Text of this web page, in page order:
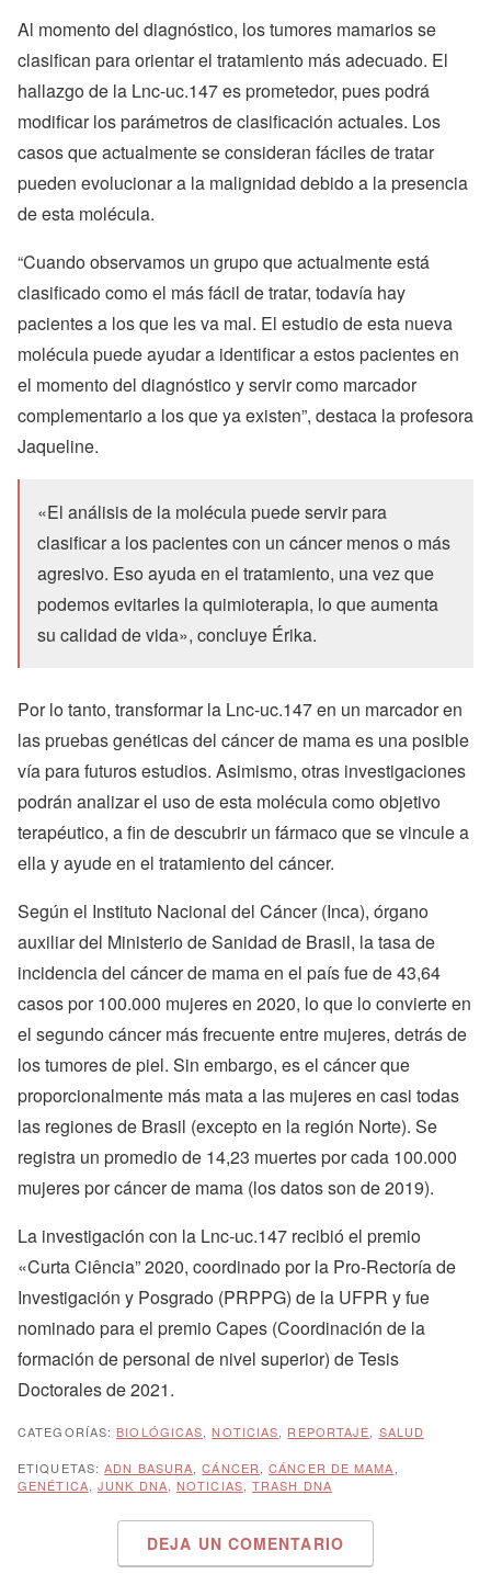
Al momento del diagnóstico, los tumores mamarios se
clasifican para orientar el tratamiento más adecuado. El
hallazgo de la Lnc-uc.147 es prometedor, pues podrá
modificar los parámetros de clasificación actuales. Los
casos que actualmente se consideran fáciles de tratar
pueden evolucionar a la malignidad debido a la presencia
de esta molécula.
“Cuando observamos un grupo que actualmente está
clasificado como el más fácil de tratar, todavía hay
pacientes a los que les va mal. El estudio de esta nueva
molécula puede ayudar a identificar a estos pacientes en
el momento del diagnóstico y servir como marcador
complementario a los que ya existen”, destaca la profesora
Jaqueline.
«El análisis de la molécula puede servir para
clasificar a los pacientes con un cáncer menos o más
agresivo. Eso ayuda en el tratamiento, una vez que
podemos evitarles la quimioterapia, lo que aumenta
su calidad de vida», concluye Érika.
Por lo tanto, transformar la Lnc-uc.147 en un marcador en
las pruebas genéticas del cáncer de mama es una posible
vía para futuros estudios. Asimismo, otras investigaciones
podrán analizar el uso de esta molécula como objetivo
terapéutico, a fin de descubrir un fármaco que se vincule a
ella y ayude en el tratamiento del cáncer.
Según el Instituto Nacional del Cáncer (Inca), órgano
auxiliar del Ministerio de Sanidad de Brasil, la tasa de
incidencia del cáncer de mama en el país fue de 43,64
casos por 100.000 mujeres en 2020, lo que lo convierte en
el segundo cáncer más frecuente entre mujeres, detrás de
los tumores de piel. Sin embargo, es el cáncer que
proporcionalmente más mata a las mujeres en casi todas
las regiones de Brasil (excepto en la región Norte). Se
registra un promedio de 14,23 muertes por cada 100.000
mujeres por cáncer de mama (los datos son de 2019).
La investigación con la Lnc-uc.147 recibió el premio
«Curta Ciência” 2020, coordinado por la Pro-Rectoría de
Investigación y Posgrado (PRPPG) de la UFPR y fue
nominado para el premio Capes (Coordinación de la
formación de personal de nivel superior) de Tesis
Doctorales de 2021.
CATEGORÍAS: BIOLÓGICAS ,NOTICIAS REPORTAJE SALUD
ETIQUETAS:ADN BASURA ,CÁNCER ,CÁNCER DE MAMA
GENÉTICA ,JUNK DNA ,NOTICIAS ,TRASH DNA
DEJA UN COMENTARIO